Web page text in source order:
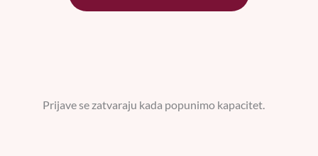
Prijave se zatvaraju kada popunimo kapacitet.